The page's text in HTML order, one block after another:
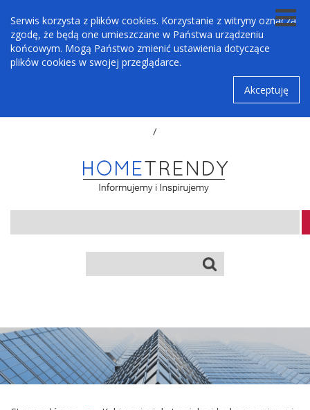
Serwis korzysta z plików cookies. Korzystanie z witryny oznacza
zgodę, że będą one umieszczane w Państwa urządzeniu
końcowym. Mogą Państwo zmienić ustawienia dotyczące
plików cookies w swojej przeglądarce.
Akceptuję
/